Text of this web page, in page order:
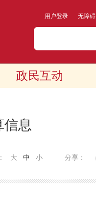
用户登录 无障碍
政民互动
信息
分享：
大 中 小